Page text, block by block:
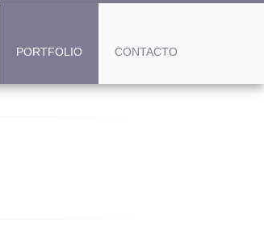
PORTFOLIO CONTACTO